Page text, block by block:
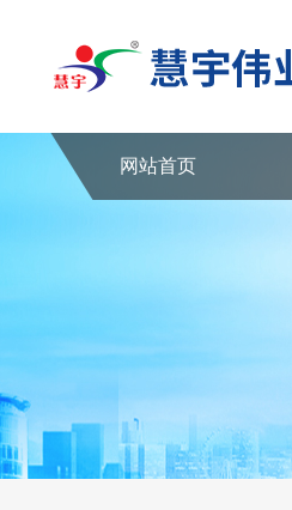
网站首页